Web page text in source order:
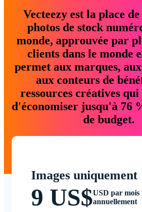
Vecteezy est la place
photos de stock
monde, approuvée par
clients dans le monde
permet aux marques,
aux conteurs de
ressources créatives
d'économiser jusqu'à 76
de budget.
Images uniquement
9 US$USD par mois
annuellement